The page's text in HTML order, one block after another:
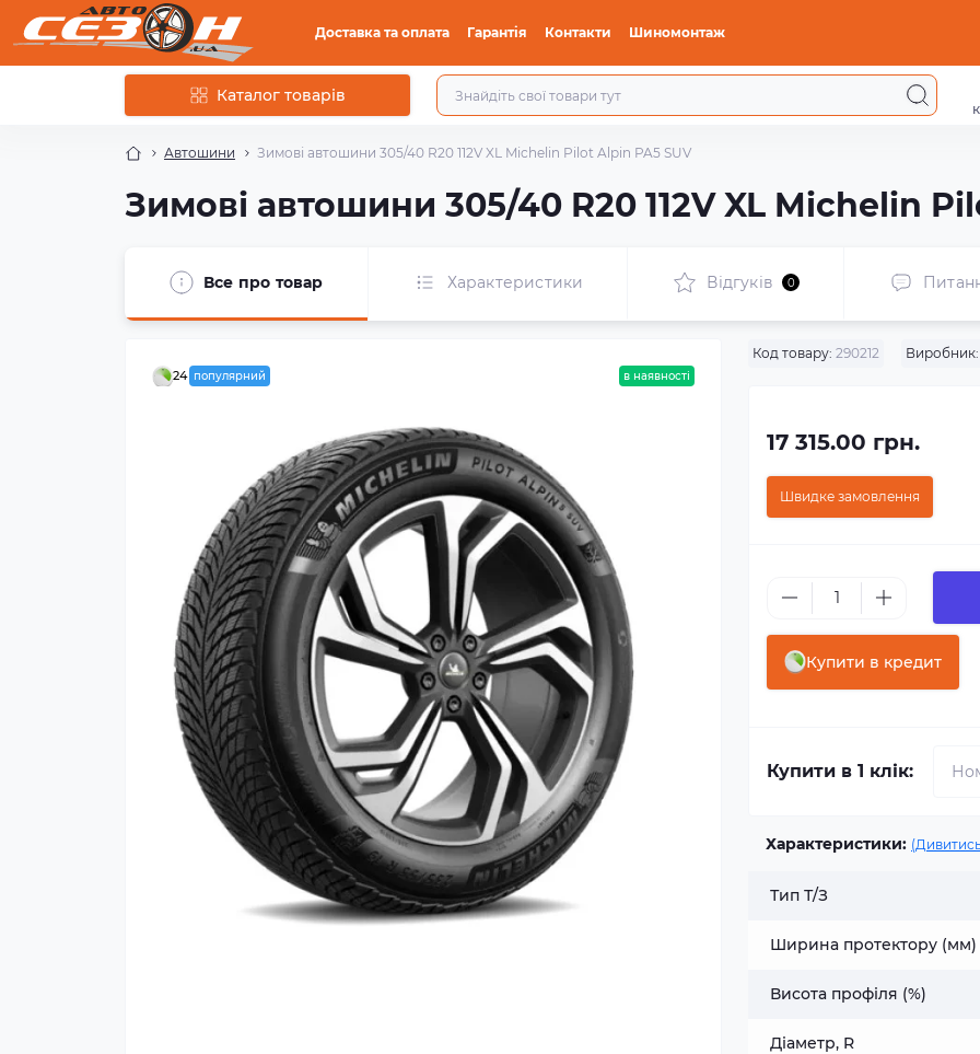
Доставка та оплата Гарантія Контакти Шиномонтаж
Каталог товарів
Автошини Зимові автошини 305/40 R20 112V XL Michelin Pilot Alpin PA5 SUV
Зимові автошини 305/40 R20 112V XL Michelin
Все про товар Характеристики Відгуків 0
24 популярний в наявності
Код товару: 290212 Виробник:
17 315.00 грн.
Швидке замовлення
Купити в кредит
Купити в 1 клік:
Характеристики:
Тип Т/З
Ширина протектору (мм)
Висота профіля (%)
Діаметр, R